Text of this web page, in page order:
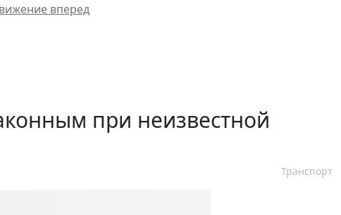
вперед
при неизвестной
Транспорт